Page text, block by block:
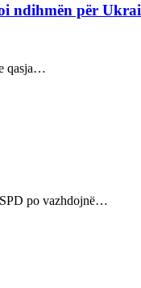
ndihmën për
qasja…
po vazhdojnë…